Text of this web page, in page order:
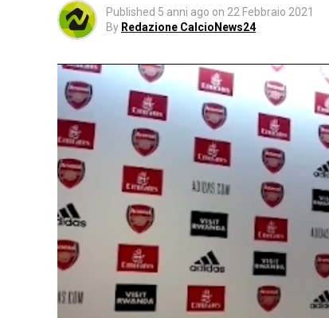
Published 5 anni ago on 22 Febbraio 2021
By Redazione CalcioNews24